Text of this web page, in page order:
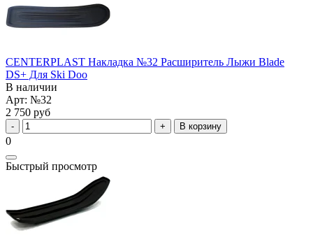
CENTERPLAST Накладка №32 Расширитель Лыжи Blade
DS+ Для Ski Doo
В наличии
Арт: №32
2 750 руб
В корзину
0
Быстрый просмотр